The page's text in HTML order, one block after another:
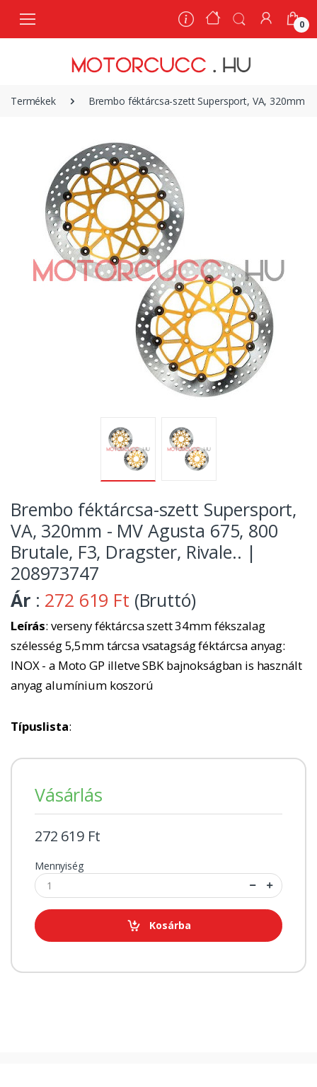
0
Termékek Brembo féktárcsa-szett Supersport, VA, 320mm -
Brembo féktárcsa-szett Supersport,
VA, 320mm - MV Agusta 675, 800
Brutale, F3, Dragster, Rivale.. |
208973747
Ár : 272 619 Ft (Bruttó)
Leírás: verseny féktárcsa szett 34mm fékszalag
szélesség 5,5mm tárcsa vsatagság féktárcsa anyag:
INOX - a Moto GP illetve SBK bajnokságban is használt
anyag alumínium koszorú
Típuslista:
Vásárlás
272 619 Ft
Mennyiség
Kosárba
0